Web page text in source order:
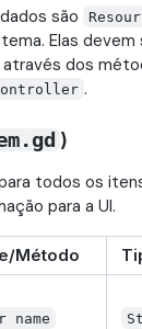
são
Elas devem
dos
.
)
todos os
para a UI.
Método
name